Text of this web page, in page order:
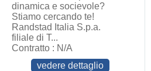
dinamica e socievole?
Stiamo cercando te!
Randstad Italia S.p.a.
filiale di T...
Contratto : N/A
vedere dettaglio